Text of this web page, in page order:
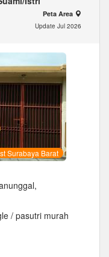
Peta Area
Update Jul 2026
Surabaya Barat
/ pasutri murah